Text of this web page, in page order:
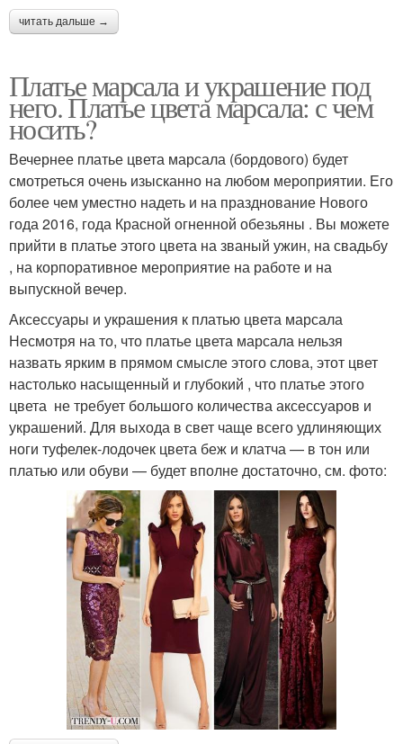
читать дальше →
Платье марсала и украшение под
него. Платье цвета марсала: с чем
носить?
Вечернее платье цвета марсала (бордового) будет
смотреться очень изысканно на любом мероприятии. Его
более чем уместно надеть и на празднование Нового
года 2016, года Красной огненной обезьяны . Вы можете
прийти в платье этого цвета на званый ужин, на свадьбу
, на корпоративное мероприятие на работе и на
выпускной вечер.
Аксессуары и украшения к платью цвета марсала
Несмотря на то, что платье цвета марсала нельзя
назвать ярким в прямом смысле этого слова, этот цвет
настолько насыщенный и глубокий , что платье этого
цвета не требует большого количества аксессуаров и
украшений. Для выхода в свет чаще всего удлиняющих
ноги туфелек-лодочек цвета беж и клатча — в тон или
платью или обуви — будет вполне достаточно, см. фото: